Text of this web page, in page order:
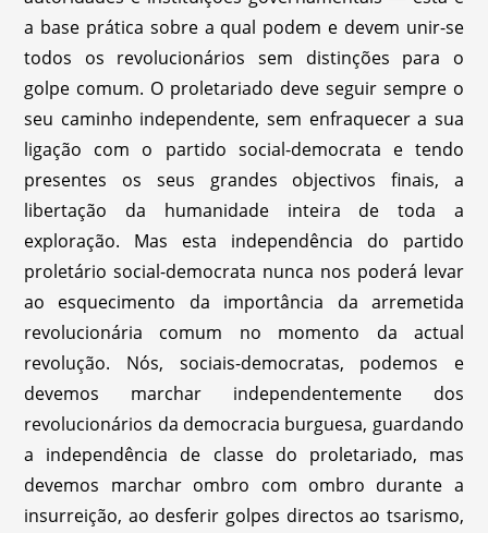
a base prática sobre a qual podem e devem unir-se
todos os revolucionários sem distinções para o
golpe comum. O proletariado deve seguir sempre o
seu caminho independente, sem enfraquecer a sua
ligação com o partido social-democrata e tendo
presentes os seus grandes objectivos finais, a
libertação da humanidade inteira de toda a
exploração. Mas esta independência do partido
proletário social-democrata nunca nos poderá levar
ao esquecimento da importância da arremetida
revolucionária comum no momento da actual
revolução. Nós, sociais-democratas, podemos e
devemos marchar independentemente dos
revolucionários da democracia burguesa, guardando
a independência de classe do proletariado, mas
devemos marchar ombro com ombro durante a
insurreição, ao desferir golpes directos ao tsarismo,